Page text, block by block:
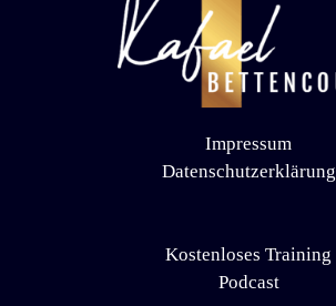
Impressum
Datenschutzerklärung
Kostenloses Training
Podcast